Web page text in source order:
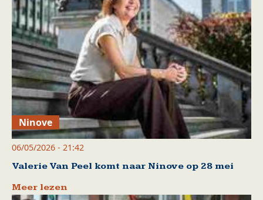
Ninove
06/05/2026 - 21:42
Valerie Van Peel komt naar Ninove op 28 mei
Meer lezen